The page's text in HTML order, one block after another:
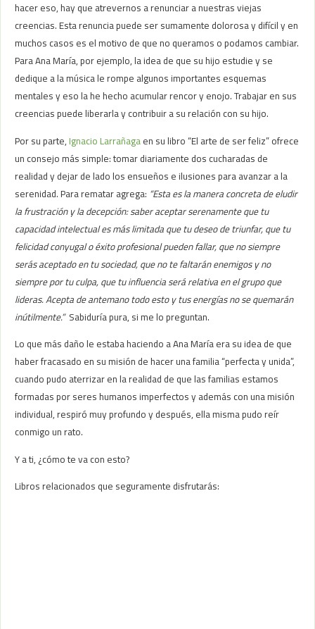
hacer eso, hay que atrevernos a renunciar a nuestras viejas
creencias. Esta renuncia puede ser sumamente dolorosa y difícil y en
muchos casos es el motivo de que no queramos o podamos cambiar.
Para Ana María, por ejemplo, la idea de que su hijo estudie y se
dedique a la música le rompe algunos importantes esquemas
mentales y eso la he hecho acumular rencor y enojo. Trabajar en sus
creencias puede liberarla y contribuir a su relación con su hijo.
Por su parte, Ignacio Larrañaga en su libro “El arte de ser feliz” ofrece
un consejo más simple: tomar diariamente dos cucharadas de
realidad y dejar de lado los ensueños e ilusiones para avanzar a la
serenidad. Para rematar agrega: “Esta es la manera concreta de eludir
la frustración y la decepción: saber aceptar serenamente que tu
capacidad intelectual es más limitada que tu deseo de triunfar, que tu
felicidad conyugal o éxito profesional pueden fallar, que no siempre
serás aceptado en tu sociedad, que no te faltarán enemigos y no
siempre por tu culpa, que tu influencia será relativa en el grupo que
lideras. Acepta de antemano todo esto y tus energías no se quemarán
inútilmente.” Sabiduría pura, si me lo preguntan.
Lo que más daño le estaba haciendo a Ana María era su idea de que
haber fracasado en su misión de hacer una familia “perfecta y unida”,
cuando pudo aterrizar en la realidad de que las familias estamos
formadas por seres humanos imperfectos y además con una misión
individual, respiró muy profundo y después, ella misma pudo reír
conmigo un rato.
Y a ti, ¿cómo te va con esto?
Libros relacionados que seguramente disfrutarás: